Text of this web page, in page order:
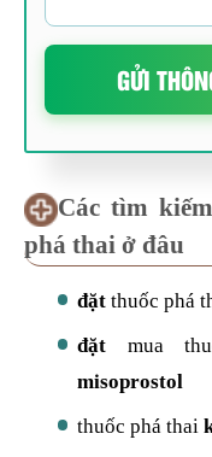
GỬI
Các tìm
phá thai ở đâu
đặt thuốc phá
đặt mua
misoprostol
thuốc phá thai